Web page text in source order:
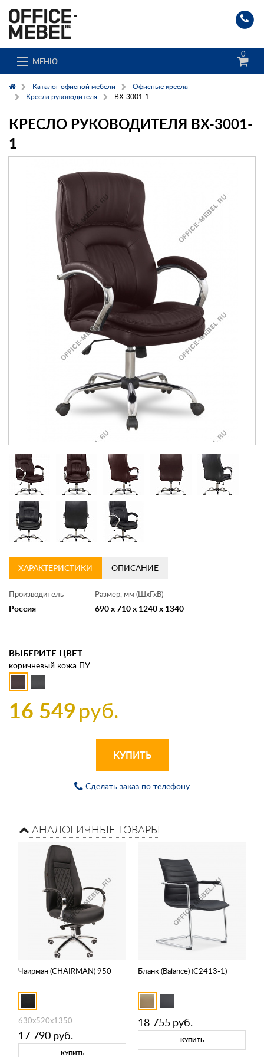
МЕНЮ
0
Каталог
Доставка и сборка
Гос. заказчикам
Заказ каталога
Заказать обратный звонок
Каталог офисной мебели
Офисные кресла
Кресла руководителя
BX-3001-1
КРЕСЛО РУКОВОДИТЕЛЯ BX-3001-
1
ХАРАКТЕРИСТИКИ ОПИСАНИЕ
Производитель
Россия
Размер, мм (ШхГхВ)
690 x 710 x 1240 x 1340
ВЫБЕРИТЕ ЦВЕТ
коричневый кожа ПУ
16 549руб.
КУПИТЬ
Сделать заказ по телефону
АНАЛОГИЧНЫЕ ТОВАРЫ
Чаирман (CHAIRMAN) 950
630х520х1350
17 790 руб.
КУПИТЬ
Бланк (Balance) (C2413-1)
18 755 руб.
КУПИТЬ